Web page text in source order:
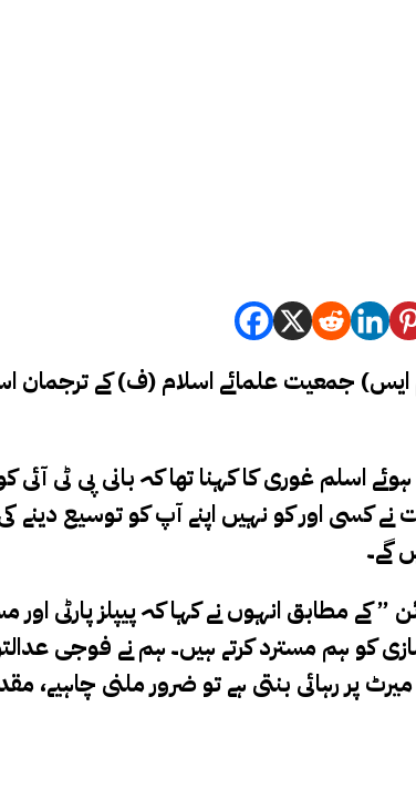
ایس) جمعیت علمائے اسلام (ف) کے ترجمان
ہوئے اسلم غوری کا کہنا تھا کہ بانی پی
نے کسی اور کو نہیں اپنے آپ کو توسیع
گے۔
کو ہم مسترد کرتے ہیں۔ ہم نے فوجی
میرٹ پر رہائی بنتی ہے تو ضرور ملنی